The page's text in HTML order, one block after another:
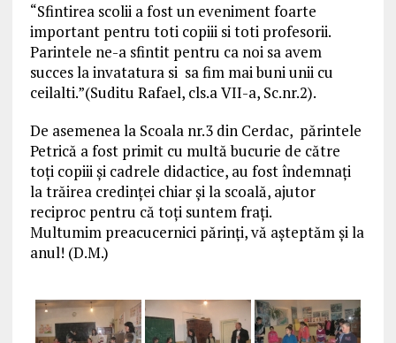
“Sfintirea scolii a fost un eveniment foarte
important pentru toti copiii si toti profesorii.
Parintele ne-a sfintit pentru ca noi sa avem
succes la invatatura si sa fim mai buni unii cu
ceilalti.”(Suditu Rafael, cls.a VII-a, Sc.nr.2).
De asemenea la Scoala nr.3 din Cerdac, părintele
Petrică a fost primit cu multă bucurie de către
toți copiii și cadrele didactice, au fost îndemnați
la trăirea credinței chiar și la scoală, ajutor
reciproc pentru că toți suntem frați.
Multumim preacucernici părinți, vă așteptăm și la
anul! (D.M.)